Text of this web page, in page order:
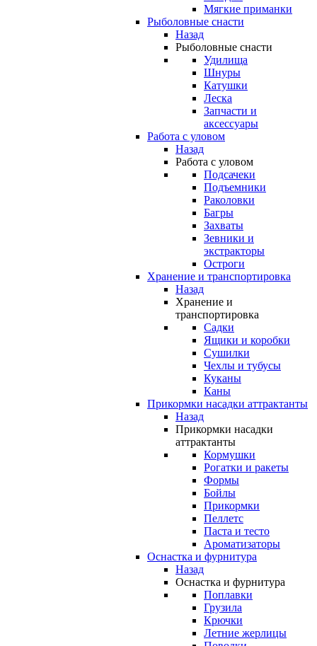
Мягкие приманки
Рыболовные снасти
Назад
Рыболовные снасти
Удилища
Шнуры
Катушки
Леска
Запчасти и
аксессуары
Работа с уловом
Назад
Работа с уловом
Подсачеки
Подъемники
Раколовки
Багры
Захваты
Зевники и
экстракторы
Остроги
Хранение и транспортировка
Назад
Хранение и
транспортировка
Садки
Ящики и коробки
Сушилки
Чехлы и тубусы
Куканы
Каны
Прикормки насадки аттрактанты
Назад
Прикормки насадки
аттрактанты
Кормушки
Рогатки и ракеты
Формы
Бойлы
Прикормки
Пеллетс
Паста и тесто
Ароматизаторы
Оснастка и фурнитура
Назад
Оснастка и фурнитура
Поплавки
Грузила
Крючки
Летние жерлицы